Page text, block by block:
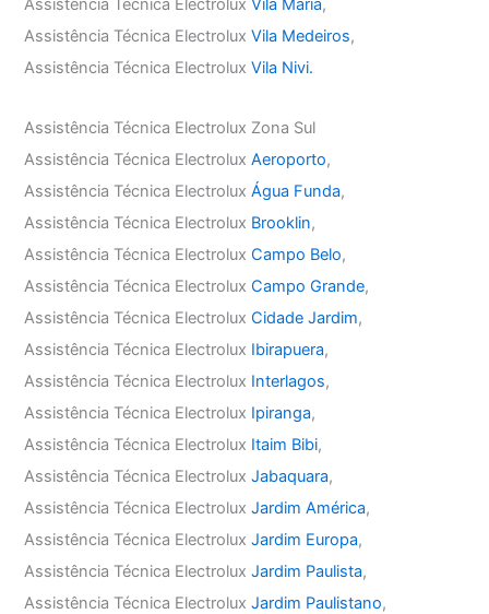
Assistência Técnica ElectroluxVila Maria,
Assistência Técnica ElectroluxVila Medeiros,
Assistência Técnica ElectroluxVila Nivi.
Assistência Técnica Electrolux Zona Sul
Assistência Técnica ElectroluxAeroporto,
Assistência Técnica ElectroluxÁgua Funda,
Assistência Técnica Electrolux Brooklin,
Assistência Técnica ElectroluxCampo Belo,
Assistência Técnica ElectroluxCampo Grande,
Assistência Técnica ElectroluxCidade Jardim,
Assistência Técnica Electrolux Ibirapuera,
Assistência Técnica Electrolux Interlagos,
Assistência Técnica Electrolux Ipiranga,
Assistência Técnica Electrolux Itaim Bibi,
Assistência Técnica ElectroluxJabaquara,
Assistência Técnica ElectroluxJardim América,
Assistência Técnica ElectroluxJardim Europa,
Assistência Técnica ElectroluxJardim Paulista,
Assistência Técnica ElectroluxJardim Paulistano,